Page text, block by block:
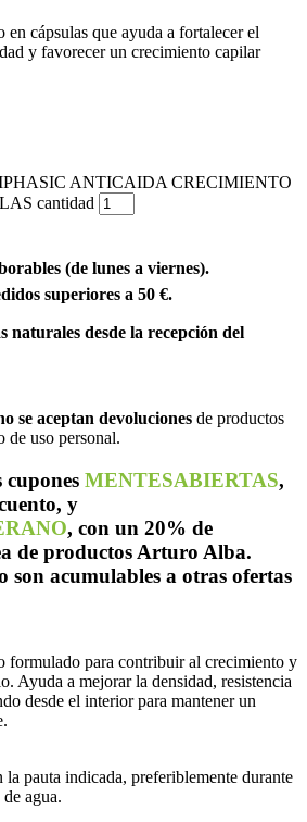
cápsulas que ayuda a fortalecer el
y favorecer un crecimiento capilar
ANTICAIDA CRECIMIENTO
cantidad
(de lunes a viernes).
superiores a 50 €.
naturales desde la recepción del
se aceptan devoluciones de productos
de uso personal.
cupones MENTESABIERTAS,
y
, con un 20% de
de productos Arturo Alba.
son acumulables a otras ofertas
formulado para contribuir al crecimiento y
Ayuda a mejorar la densidad, resistencia
desde el interior para mantener un
la pauta indicada, preferiblemente durante
agua.